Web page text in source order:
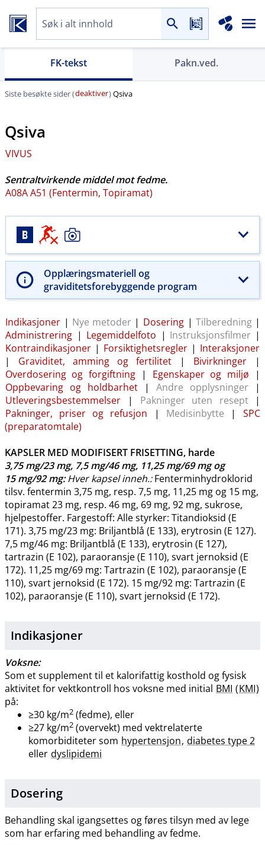
FK-tekst Pakn.ved.
Siste besøkte sider (deaktiver)Qsiva
Qsiva
VIVUS
Sentraltvirkende middel mot fedme.
A08A A51 (Fentermin, Topiramat)
Opplæringsmateriell og
graviditetsforebyggende program
Indikasjoner | Nye metoder| Dosering | Tilberedning|
Administrering | Legemiddelfoto | Instruksjonsfilmer |
Kontraindikasjoner | Forsiktighetsregler | Interaksjoner
| Graviditet, amming og fertilitet | Bivirkninger |
Overdosering og forgiftning | Egenskaper og miljø |
Oppbevaring og holdbarhet |Andre opplysninger |
Utleveringsbestemmelser | Pakninger uten resept|
Pakninger, priser og refusjon | Medisinbytte | SPC
(preparatomtale)
KAPSLER MED MODIFISERT FRISETTING, harde
3,75 mg/23 mg, 7,5 mg/46 mg, 11,25 mg/69 mgog
15 mg/92 mg:Hver kapsel inneh.:Fenterminhydroklorid
tilsv. fentermin 3,75 mg, resp. 7,5 mg, 11,25 mg og 15 mg,
topiramat 23 mg, resp. 46 mg, 69 mg, 92 mg, sukrose,
hjelpestoffer. Fargestoff: Alle styrker: Titandioksid (E
171). 3,75 mg/23 mg: Briljantblå (E 133), erytrosin (E 127).
7,5 mg/46 mg: Briljantblå (E 133), erytrosin (E 127),
tartrazin (E 102), paraoransje (E 110), svart jernoksid (E
172). 11,25 mg/69 mg: Tartrazin (E 102), paraoransje (E
110), svart jernoksid (E 172). 15 mg/92 mg: Tartrazin (E
102), paraoransje (E 110), svart jernoksid (E 172).
Indikasjoner
Voksne:
Som et supplement til et kalorifattig kosthold og fysisk
aktivitet for vektkontroll hos voksne med initial BMI (KMI)
på:
≥30 kg​/​m2 (fedme), eller
≥27 kg​/​m2 (overvekt) med vektrelaterte
komorbiditeter som hypertensjon, diabetes type 2
eller dyslipidemi
Dosering
Behandling skal igangsettes og føres tilsyn med av lege
som har erfaring med behandling av fedme.